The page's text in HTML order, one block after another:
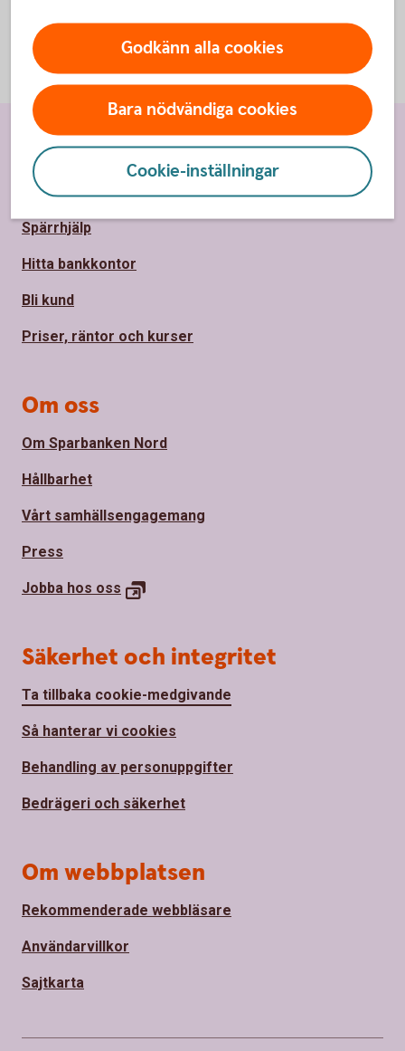
Godkänn alla cookies
Bara nödvändiga cookies
Cookie-inställningar
Sidfot
Hitta snabbt
Kundservice
Spärrhjälp
Hitta bankkontor
Bli kund
Priser, räntor och kurser
Om oss
Om Sparbanken Nord
Hållbarhet
Vårt samhällsengagemang
Press
Jobba hos oss
Säkerhet och integritet
Ta tillbaka cookie-medgivande
Så hanterar vi cookies
Behandling av personuppgifter
Bedrägeri och säkerhet
Om webbplatsen
Rekommenderade webbläsare
Användarvillkor
Sajtkarta